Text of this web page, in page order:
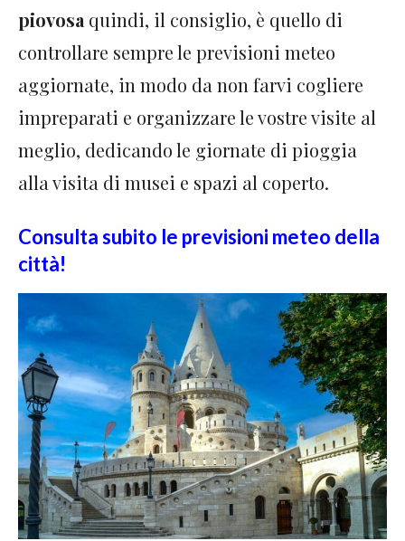
piovosa quindi, il consiglio, è quello di
controllare sempre le previsioni meteo
aggiornate, in modo da non farvi cogliere
impreparati e organizzare le vostre visite al
meglio, dedicando le giornate di pioggia
alla visita di musei e spazi al coperto.
Consulta subito le previsioni meteo della
città!